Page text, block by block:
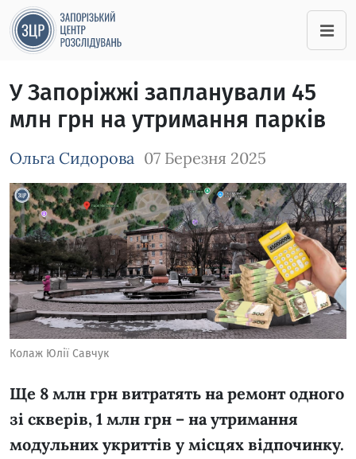
У Запоріжжі запланували 45
млн грн на утримання парків
Ольга Сидорова 07 Березня 2025
Зображення завантажується
Колаж Юлії Савчук
Ще 8 млн грн витратять на ремонт одного
зі скверів, 1 млн грн – на утримання
модульних укриттів у місцях відпочинку.